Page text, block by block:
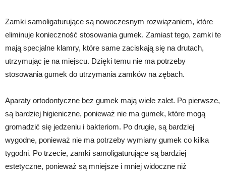
Zamki samoligaturujące są nowoczesnym rozwiązaniem, które
eliminuje konieczność stosowania gumek. Zamiast tego, zamki te
mają specjalne klamry, które same zaciskają się na drutach,
utrzymując je na miejscu. Dzięki temu nie ma potrzeby
stosowania gumek do utrzymania zamków na zębach.
Aparaty ortodontyczne bez gumek mają wiele zalet. Po pierwsze,
są bardziej higieniczne, ponieważ nie ma gumek, które mogą
gromadzić się jedzeniu i bakteriom. Po drugie, są bardziej
wygodne, ponieważ nie ma potrzeby wymiany gumek co kilka
tygodni. Po trzecie, zamki samoligaturujące są bardziej
estetyczne, ponieważ są mniejsze i mniej widoczne niż